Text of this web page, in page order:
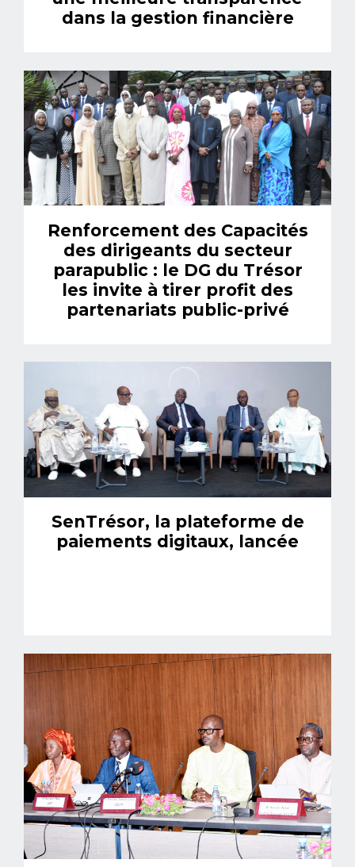
dans la gestion financière
Renforcement des Capacités
des dirigeants du secteur
parapublic : le DG du Trésor
les invite à tirer profit des
partenariats public-privé
SenTrésor, la plateforme de
paiements digitaux, lancée